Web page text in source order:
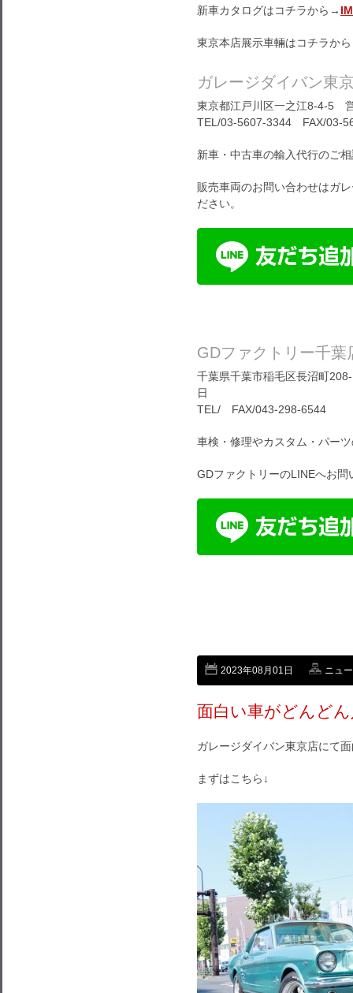
新車カタログはコチラから→
東京本店展示車輛はコチラか
ガレージダイバン東
東京都江戸川区一之江8-4-5
TEL/03-5607-3344 FAX/03-
新車・中古車の輸入代行のご
販売車両のお問い合わせはガ
ださい。
GDファクトリー千葉
千葉県千葉市稲毛区長沼町
日
TEL/ FAX/043-298-6544
車検・修理やカスタム・パー
GDファクトリーのLINEへお問
2023年08月01日 ニュ
面白い車がどんど
ガレージダイバン東京店にて
まずはこちら↓